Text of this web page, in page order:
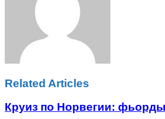
Related Articles
Круиз по Норвегии: